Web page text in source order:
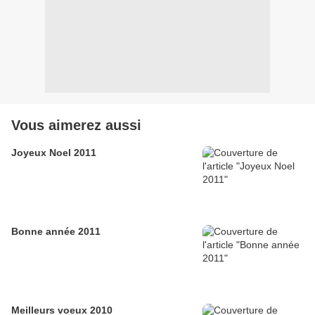
Vous aimerez aussi
Joyeux Noel 2011
Bonne année 2011
Meilleurs voeux 2010